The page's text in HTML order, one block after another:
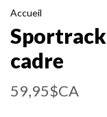
Accueil
cadre
59,95$CA